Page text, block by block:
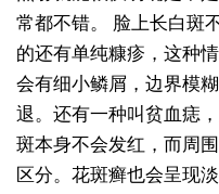
常都不错。
脸上长白斑
的还有单纯糠疹，这种
会有细小鳞屑，边界模
退。还有一种叫贫血痣
斑本身不会发红，而周
区分。花斑癣也会呈现